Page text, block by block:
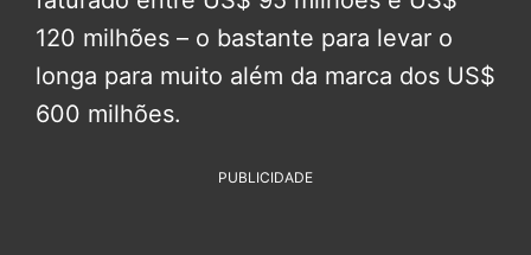
120 milhões – o bastante para levar o
longa para muito além da marca dos US$
600 milhões.
PUBLICIDADE